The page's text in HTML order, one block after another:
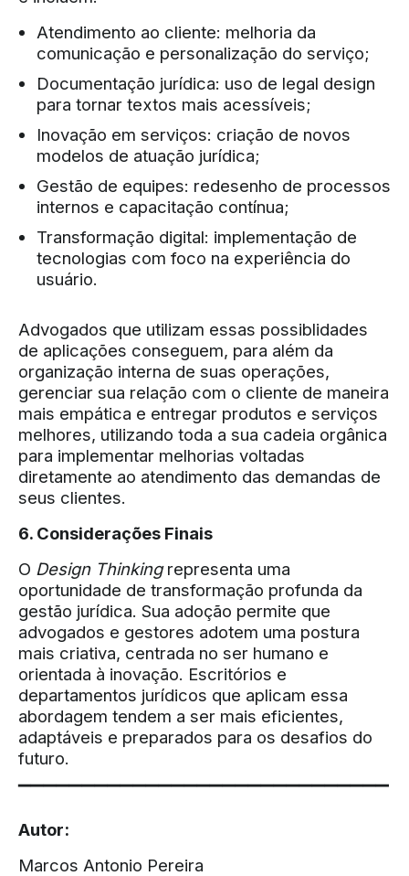
Atendimento ao cliente: melhoria da
comunicação e personalização do serviço;
Documentação jurídica: uso de legal design
para tornar textos mais acessíveis;
Inovação em serviços: criação de novos
modelos de atuação jurídica;
Gestão de equipes: redesenho de processos
internos e capacitação contínua;
Transformação digital: implementação de
tecnologias com foco na experiência do
usuário.
Advogados que utilizam essas possiblidades
de aplicações conseguem, para além da
organização interna de suas operações,
gerenciar sua relação com o cliente de maneira
mais empática e entregar produtos e serviços
melhores, utilizando toda a sua cadeia orgânica
para implementar melhorias voltadas
diretamente ao atendimento das demandas de
seus clientes.
6. Considerações Finais
O Design Thinkingrepresenta uma
oportunidade de transformação profunda da
gestão jurídica. Sua adoção permite que
advogados e gestores adotem uma postura
mais criativa, centrada no ser humano e
orientada à inovação. Escritórios e
departamentos jurídicos que aplicam essa
abordagem tendem a ser mais eficientes,
adaptáveis e preparados para os desafios do
futuro.
▔▔▔▔▔▔▔▔▔▔▔▔▔▔▔▔▔▔▔▔▔▔▔▔▔▔▔▔▔
Autor:
Marcos Antonio Pereira